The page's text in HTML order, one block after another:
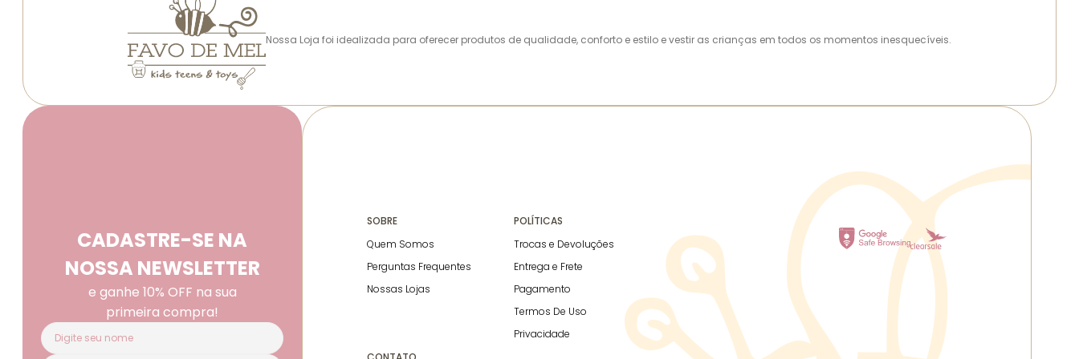
Nossa Loja foi idealizada para oferecer produtos de qualidade, conforto e estilo e vestir as crianças em todos os momentos inesquecíveis.
CADASTRE-SE NA
NOSSA NEWSLETTER
e ganhe 10% OFF na sua
primeira compra!
SOBRE
Quem Somos
Perguntas Frequentes
Nossas Lojas
POLÍTICAS
Trocas e Devoluções
Entrega e Frete
Pagamento
Termos De Uso
Privacidade